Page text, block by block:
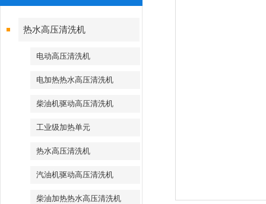
热水高压清洗机
电动高压清洗机
电加热热水高压清洗机
柴油机驱动高压清洗机
工业级加热单元
热水高压清洗机
汽油机驱动高压清洗机
柴油加热热水高压清洗机